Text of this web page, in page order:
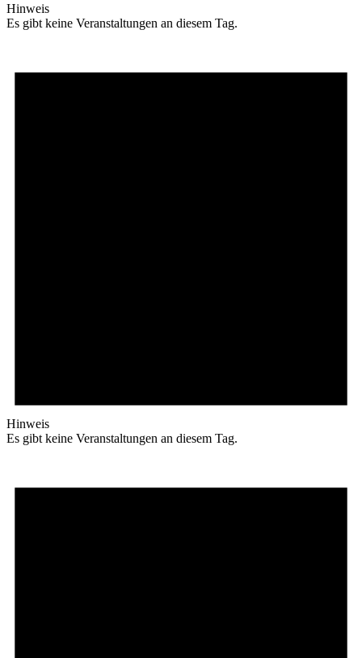
Hinweis
Es gibt keine Veranstaltungen an diesem Tag.
Hinweis
Es gibt keine Veranstaltungen an diesem Tag.